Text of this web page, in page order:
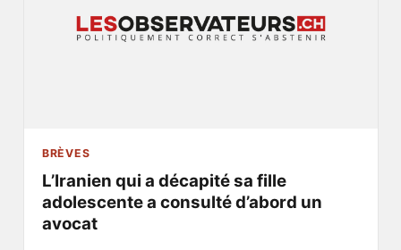
BRÈVES
L’Iranien qui a décapité sa fille
adolescente a consulté d’abord un
avocat